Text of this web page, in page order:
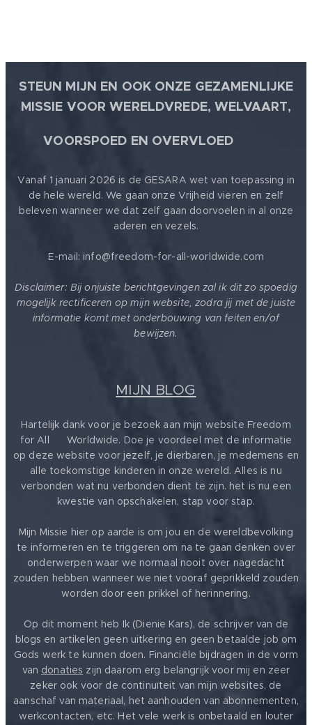
STEUN MIJN EN OOK ONZE GEZAMENLIJKE
MISSIE VOOR WERELDVREDE, WELVAART,
VOORSPOED EN OVERVLOED
Vanaf 1 januari 2026 is de GESARA wet van toepassing in
de hele wereld. We gaan onze Vrijheid vieren en zelf
beleven wanneer we dat zelf gaan doorvoelen in al onze
aderen en vezels.
E-mail: info@freedom-for-all-worldwide.com
Disclaimer: Bij onjuiste berichtgevingen zal ik dit zo spoedig
mogelijk rectificeren op mijn website, zodra jij met de juiste
informatie komt met onderbouwing van feiten en/of
bewijzen.
MIJN BLOG
Hartelijk dank voor je bezoek aan mijn website Freedom
for All ❤️ Worldwide. Doe je voordeel met de informatie
op deze website voor jezelf, je dierbaren, je medemens en
alle toekomstige kinderen in onze wereld. Alles is nu
verbonden wat nu verbonden dient te zijn. het is nu een
kwestie van opschakelen, stap voor stap.
Mijn Missie hier op aarde is om jou en de wereldbevolking
te informeren en te triggeren om na te gaan denken over
onderwerpen waar we normaal nooit over nagedacht
zouden hebben wanneer we niet vooraf geprikkeld zouden
worden door een prikkel of herinnering.
Op dit moment heb Ik (Dienie Kars), de schrijver van de
blogs en artikelen geen uitkering en geen betaalde job om
Gods werk te kunnen doen. Financiële bijdragen in de vorm
van donaties zijn daarom erg belangrijk voor mij en zeer
zeker ook voor de continuïteit van mijn websites, de
aanschaf van materiaal, het aanhouden van abonnementen,
werkcontacten, etc. Het vele werk is onbetaald en louter